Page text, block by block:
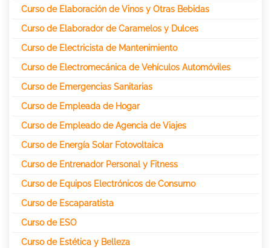
Curso de Elaboración de Vinos y Otras Bebidas
Curso de Elaborador de Caramelos y Dulces
Curso de Electricista de Mantenimiento
Curso de Electromecánica de Vehículos Automóviles
Curso de Emergencias Sanitarias
Curso de Empleada de Hogar
Curso de Empleado de Agencia de Viajes
Curso de Energía Solar Fotovoltaica
Curso de Entrenador Personal y Fitness
Curso de Equipos Electrónicos de Consumo
Curso de Escaparatista
Curso de ESO
Curso de Estética y Belleza